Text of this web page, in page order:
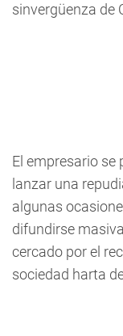
sinvergüenza de
El empresario se
lanzar una
algunas
difundirse
cercado por el
sociedad harta